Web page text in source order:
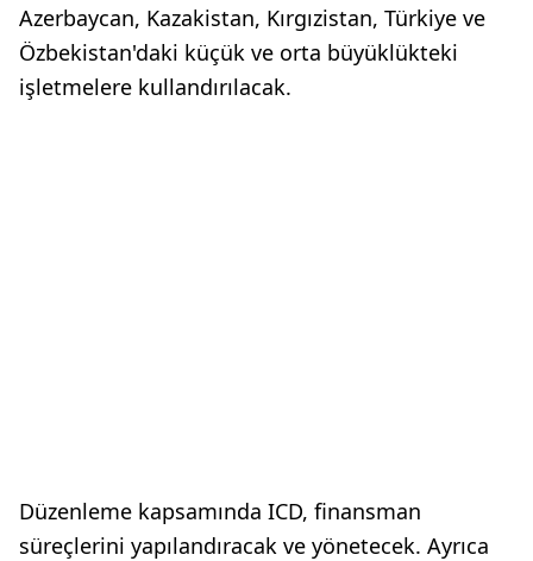
Azerbaycan, Kazakistan, Kırgızistan, Türkiye ve
Özbekistan'daki küçük ve orta büyüklükteki
işletmelere kullandırılacak.
Düzenleme kapsamında ICD, finansman
süreçlerini yapılandıracak ve yönetecek. Ayrıca